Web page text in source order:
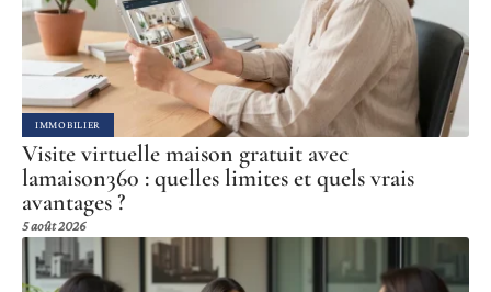
IMMOBILIER
Visite virtuelle maison gratuit avec
lamaison360 : quelles limites et quels vrais
avantages ?
5 août 2026